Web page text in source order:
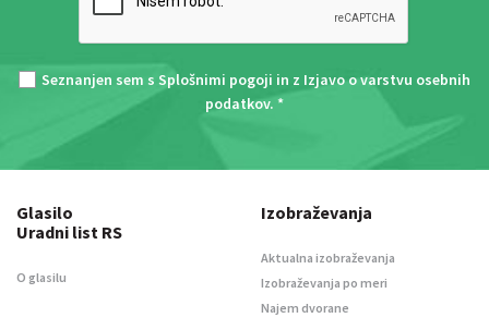
Seznanjen sem s Splošnimi pogoji in z Izjavo o varstvu osebnih
podatkov. *
Glasilo
Uradni list RS
O glasilu
Izobraževanja
Aktualna izobraževanja
Izobraževanja po meri
Najem dvorane